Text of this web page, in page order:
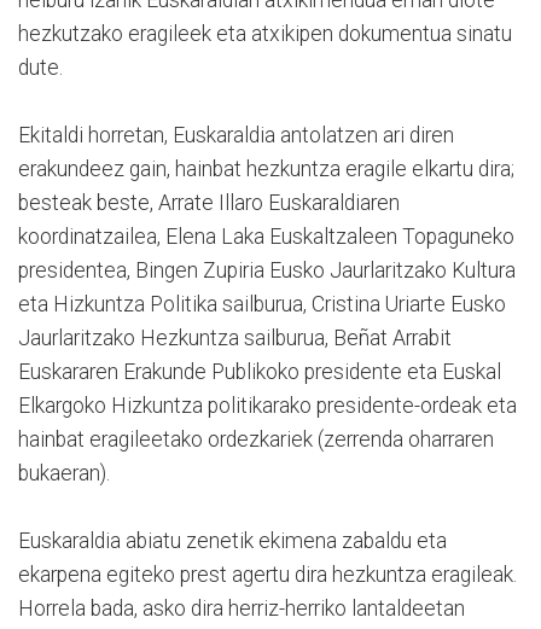
hezkutzako eragileek eta atxikipen dokumentua sinatu
dute.
Ekitaldi horretan, Euskaraldia antolatzen ari diren
erakundeez gain, hainbat hezkuntza eragile elkartu dira;
besteak beste, Arrate Illaro Euskaraldiaren
koordinatzailea, Elena Laka Euskaltzaleen Topaguneko
presidentea, Bingen Zupiria Eusko Jaurlaritzako Kultura
eta Hizkuntza Politika sailburua, Cristina Uriarte Eusko
Jaurlaritzako Hezkuntza sailburua, Beñat Arrabit
Euskararen Erakunde Publikoko presidente eta Euskal
Elkargoko Hizkuntza politikarako presidente-ordeak eta
hainbat eragileetako ordezkariek (zerrenda oharraren
bukaeran).
Euskaraldia abiatu zenetik ekimena zabaldu eta
ekarpena egiteko prest agertu dira hezkuntza eragileak.
Horrela bada, asko dira herriz-herriko lantaldeetan